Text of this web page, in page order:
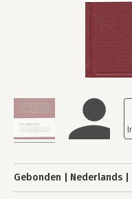
Gebonden Nederlands